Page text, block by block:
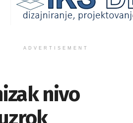
ADVERTISEMENT
nivo